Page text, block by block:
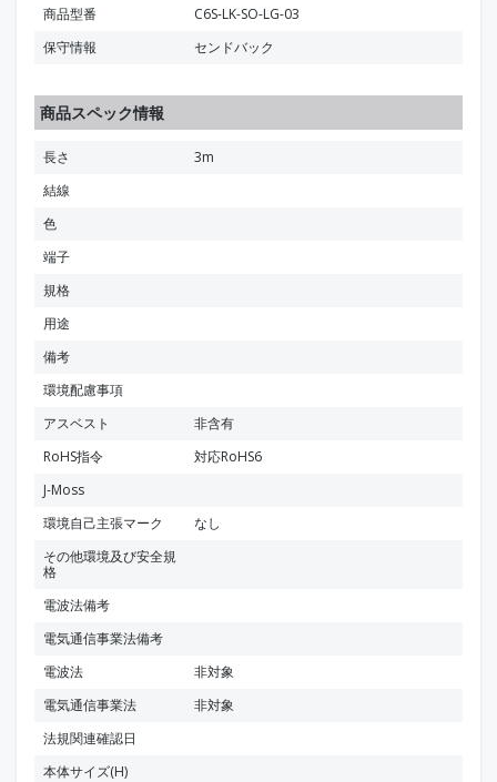
商品型番
C6S-LK-SO-LG-03
保守情報
センドバック
商品スペック情報
長さ
3m
結線
色
端子
規格
用途
備考
環境配慮事項
アスベスト
非含有
RoHS指令
対応RoHS6
J-Moss
環境自己主張マーク
なし
その他環境及び安全規
格
電波法備考
電気通信事業法備考
電波法
非対象
電気通信事業法
非対象
法規関連確認日
本体サイズ(H)